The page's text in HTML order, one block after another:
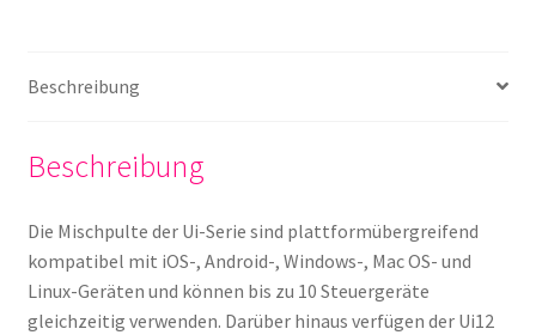
Beschreibung
Beschreibung
Die Mischpulte der Ui-Serie sind plattformübergreifend
kompatibel mit iOS-, Android-, Windows-, Mac OS- und
Linux-Geräten und können bis zu 10 Steuergeräte
gleichzeitig verwenden. Darüber hinaus verfügen der Ui12